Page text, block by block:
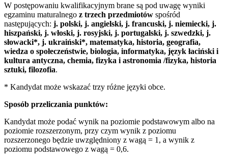
W postępowaniu kwalifikacyjnym brane są pod uwagę wyniki
egzaminu maturalnego z trzech przedmiotów spośród
następujących: j. polski, j. angielski, j. francuski, j. niemiecki, j.
hiszpański, j. włoski, j. rosyjski, j. portugalski, j. szwedzki, j.
słowacki*, j. ukraiński*, matematyka, historia, geografia,
wiedza o społeczeństwie, biologia, informatyka, język łaciński i
kultura antyczna, chemia, fizyka i astronomia /fizyka, historia
sztuki, filozofia.
* Kandydat może wskazać trzy różne języki obce.
Sposób przeliczania punktów:
Kandydat może podać wynik na poziomie podstawowym albo na
poziomie rozszerzonym, przy czym wynik z poziomu
rozszerzonego będzie uwzględniony z wagą = 1, a wynik z
poziomu podstawowego z wagą = 0,6.